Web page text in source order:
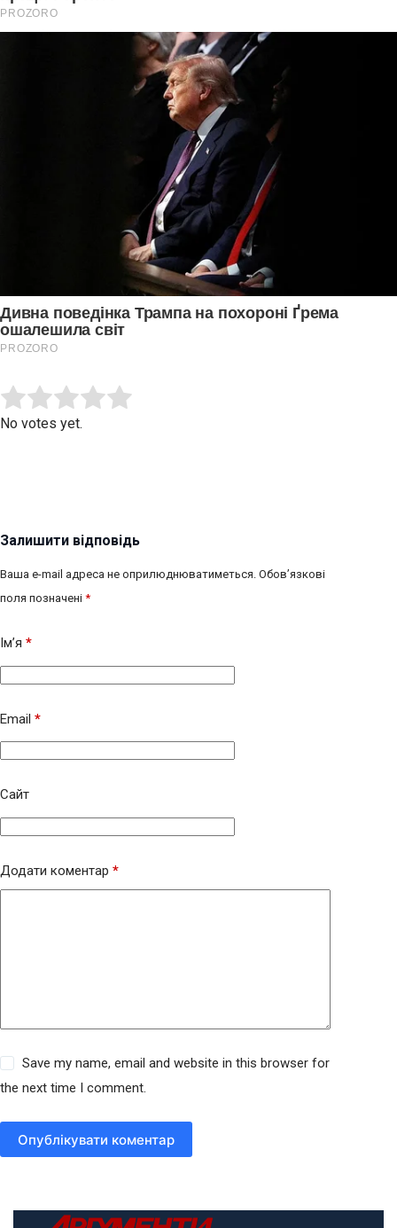
Rate this item:
No votes yet.
Залишити відповідь
Ваша e-mail адреса не оприлюднюватиметься. Обов’язкові
поля позначені *
Ім’я *
Email *
Сайт
Додати коментар *
Save my name, email and website in this browser for
the next time I comment.
Опублікувати коментар